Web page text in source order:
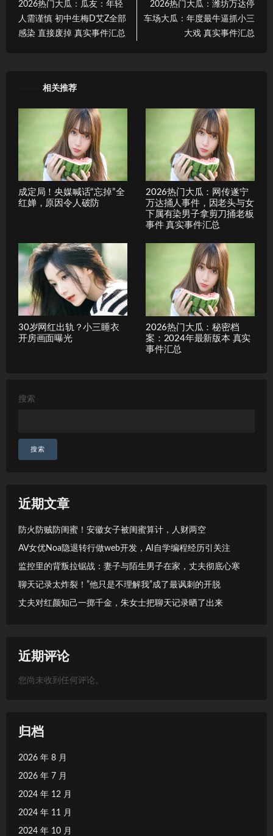
2026热门大瓜：瓜友：年轻
人需谨慎 初中生梅D艾Z全部
感染 直接废掉 真实事件汇总
2026热门大瓜：潍坊万达停
车场大瓜：年度最牛逼抓小三
大戏 真实事件汇总
相关推荐
成定局！央媒喊话“忘掉”全
红婵，原因令人破防
2026热门大瓜：网传遂宁
万达捅人事件，因老头与女
下属有染男子拿剪刀捅老板
事件 真实事件汇总
30岁网红出轨？小三睡衣
开房画面曝光
2026热门大瓜：秘密档
案：2024年最新版本 真实
事件汇总
搜索
搜索
近期文章
防火防贼防闺蜜！安徽女子被闺蜜算计，人财两空
AV女优Noa隐退转行做web开发，AI自学编程经历引关注
监控里的背叛拉锯战：妻子与陌生男子在家，丈夫彻底心寒
聊天记录太炸裂！”他只是不理解我”成了最讽刺的开脱
丈夫对红颜知己一掷千金，朱女士把聊天记录晒了出来
近期评论
您尚未收到任何评论。
归档
2026 年 8 月
2026 年 7 月
2024 年 12 月
2024 年 11 月
2024 年 10 月